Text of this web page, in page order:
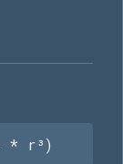
* r³)